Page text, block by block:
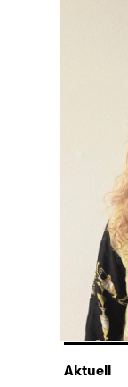
Aktuell